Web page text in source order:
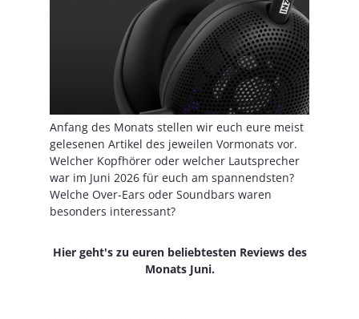
Anfang des Monats stellen wir euch eure meist
gelesenen Artikel des jeweilen Vormonats vor.
Welcher Kopfhörer oder welcher Lautsprecher
war im Juni 2026 für euch am spannendsten?
Welche Over-Ears oder Soundbars waren
besonders interessant?
Hier geht's zu euren beliebtesten Reviews des
Monats Juni.